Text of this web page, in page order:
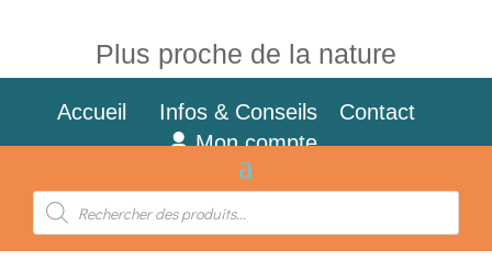
Plus proche de la nature
Accueil Infos & Conseils
Contact
Mon compte
Recherche
produits